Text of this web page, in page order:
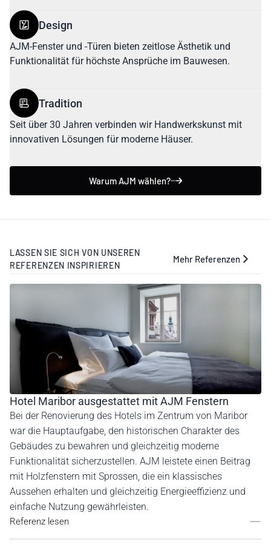
Warum AJM wählen?
Design
AJM-Fenster und -Türen bieten zeitlose Ästhetik und
Funktionalität für höchste Ansprüche im Bauwesen.
Tradition
Seit über 30 Jahren verbinden wir Handwerkskunst mit
innovativen Lösungen für moderne Häuser.
LASSEN SIE SICH VON UNSEREN
REFERENZEN INSPIRIEREN
Mehr Referenzen
Hotel Maribor ausgestattet mit AJM Fenstern
Bei der Renovierung des Hotels im Zentrum von Maribor
war die Hauptaufgabe, den historischen Charakter des
Gebäudes zu bewahren und gleichzeitig moderne
Funktionalität sicherzustellen. AJM leistete einen Beitrag
mit Holzfenstern mit Sprossen, die ein klassisches
Aussehen erhalten und gleichzeitig Energieeffizienz und
einfache Nutzung gewährleisten.
Referenz lesen